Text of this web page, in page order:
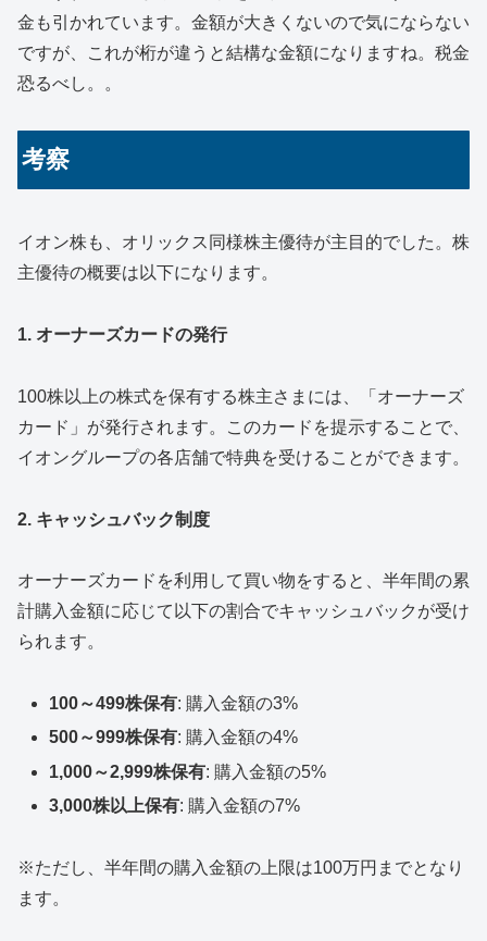
金も引かれています。金額が大きくないので気にならない
ですが、これが桁が違うと結構な金額になりますね。税金
恐るべし。。
考察
イオン株も、オリックス同様株主優待が主目的でした。株
主優待の概要は以下になります。
1. オーナーズカードの発行
100株以上の株式を保有する株主さまには、「オーナーズ
カード」が発行されます。このカードを提示することで、
イオングループの各店舗で特典を受けることができます。
2. キャッシュバック制度
オーナーズカードを利用して買い物をすると、半年間の累
計購入金額に応じて以下の割合でキャッシュバックが受け
られます。
100～499株保有: 購入金額の3%
500～999株保有: 購入金額の4%
1,000～2,999株保有: 購入金額の5%
3,000株以上保有: 購入金額の7%
※ただし、半年間の購入金額の上限は100万円までとなり
ます。